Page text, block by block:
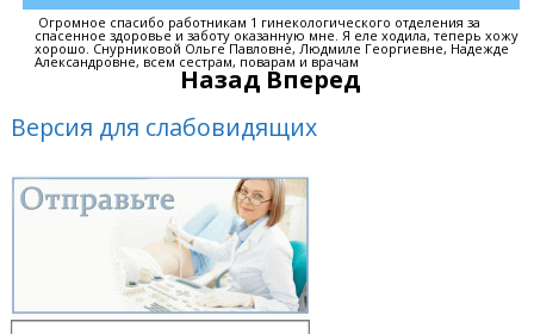
Огромное спасибо работникам 1 гинекологического отделения за
спасенное здоровье и заботу оказанную мне. Я еле ходила, теперь хожу
хорошо. Снурниковой Ольге Павловне, Людмиле Георгиевне, Надежде
Александровне, всем сестрам, поварам и врачам
Назад Вперед
Версия для слабовидящих